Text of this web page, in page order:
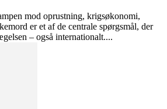
mod oprustning, krigsøkonomi,
er et af de centrale spørgsmål, der
– også internationalt....